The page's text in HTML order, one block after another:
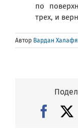
по
трех, и
Автор Вардан